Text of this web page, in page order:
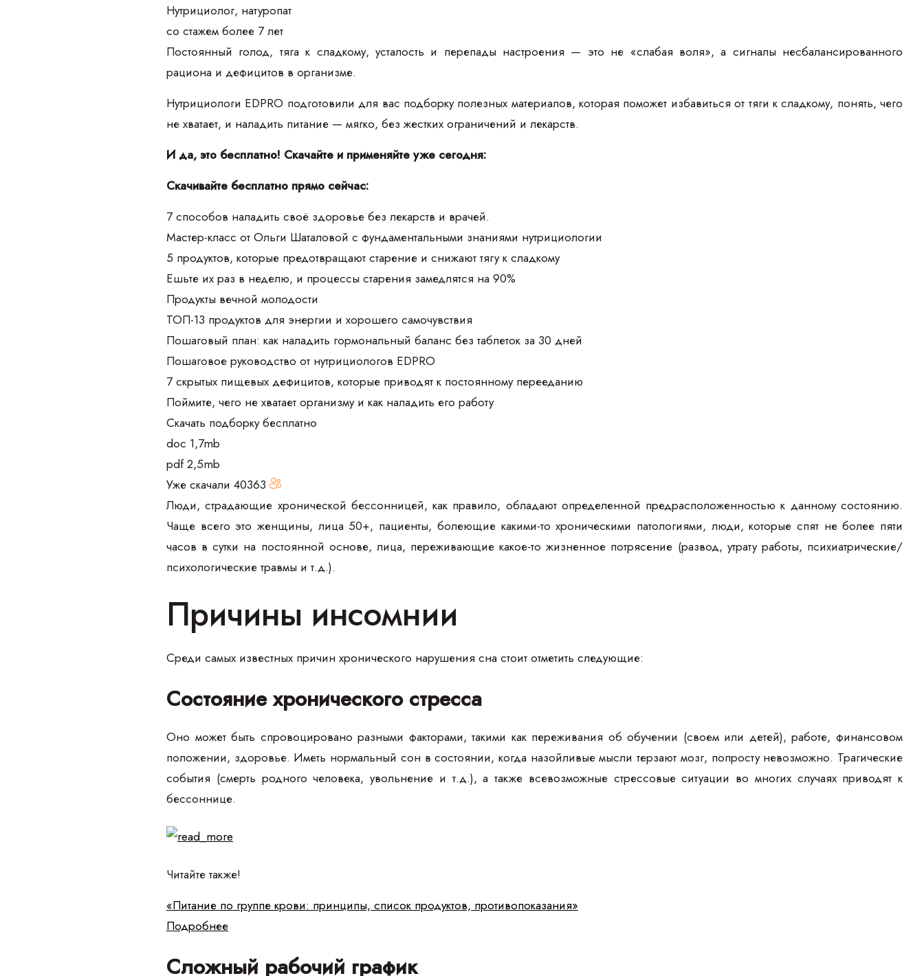
Нутрициолог, натуропат
со стажем более 7 лет
Постоянный голод, тяга к сладкому, усталость и перепады настроения — это не «слабая воля», а сигналы несбалансированного
рациона и дефицитов в организме.
Нутрициологи EDPRO подготовили для вас подборку полезных материалов, которая поможет избавиться от тяги к сладкому, понять, чего
не хватает, и наладить питание — мягко, без жестких ограничений и лекарств.
И да, это бесплатно! Скачайте и применяйте уже сегодня:
Скачивайте бесплатно прямо сейчас:
7 способов наладить своё здоровье без лекарств и врачей.
Мастер-класс от Ольги Шаталовой с фундаментальными знаниями нутрициологии
5 продуктов, которые предотвращают старение и снижают тягу к сладкому
Ешьте их раз в неделю, и процессы старения замедлятся на 90%
Продукты вечной молодости
ТОП-13 продуктов для энергии и хорошего самочувствия
Пошаговый план: как наладить гормональный баланс без таблеток за 30 дней
Пошаговое руководство от нутрициологов EDPRO
7 скрытых пищевых дефицитов, которые приводят к постоянному перееданию
Поймите, чего не хватает организму и как наладить его работу
Скачать подборку бесплатно
doc 1,7mb
pdf 2,5mb
Уже скачали 40363
Люди, страдающие хронической бессонницей, как правило, обладают определенной предрасположенностью к данному состоянию.
Чаще всего это женщины, лица 50+, пациенты, болеющие какими-то хроническими патологиями, люди, которые спят не более пяти
часов в сутки на постоянной основе, лица, переживающие какое-то жизненное потрясение (развод, утрату работы, психиатрические/
психологические травмы и т.д.).
Причины инсомнии
Среди самых известных причин хронического нарушения сна стоит отметить следующие:
Состояние хронического стресса
Оно может быть спровоцировано разными факторами, такими как переживания об обучении (своем или детей), работе, финансовом
положении, здоровье. Иметь нормальный сон в состоянии, когда назойливые мысли терзают мозг, попросту невозможно. Трагические
события (смерть родного человека, увольнение и т.д.), а также всевозможные стрессовые ситуации во многих случаях приводят к
бессоннице.
Читайте также!
«Питание по группе крови: принципы, список продуктов, противопоказания»
Подробнее
Сложный рабочий график